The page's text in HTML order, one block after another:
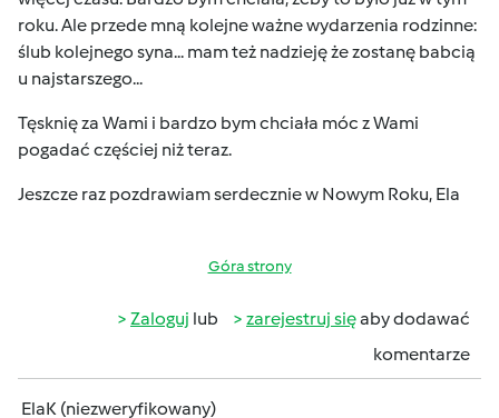
roku. Ale przede mną kolejne ważne wydarzenia rodzinne:
ślub kolejnego syna... mam też nadzieję że zostanę babcią
u najstarszego...
Tęsknię za Wami i bardzo bym chciała móc z Wami
pogadać częściej niż teraz.
Jeszcze raz pozdrawiam serdecznie w Nowym Roku, Ela
Góra strony
Zaloguj lub zarejestruj sięaby dodawać
komentarze
ElaK (niezweryfikowany)